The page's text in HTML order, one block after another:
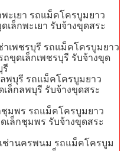
ะเยา รถแม็คโครบูมยาว
เล็กพะเยา รับจ้างขุดสระ
เพชรบุรี รถแม็คโครบูมยาว
ขุดเล็กเพชรบุรี รับจ้างขุด
พบุรี รถแม็คโครบูมยาว
ล็กลพบุรี รับจ้างขุดสระ
มพร รถแม็คโครบูมยาว
ล็กชุมพร รับจ้างขุดสระ
ช่านครพนม รถแม็คโครบูม